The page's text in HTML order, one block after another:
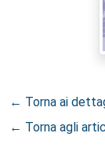
← Torna ai
← Torna agli